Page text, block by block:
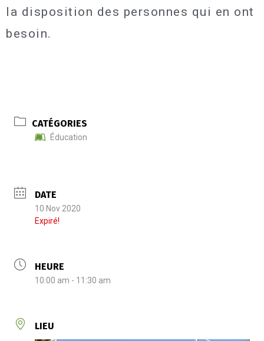
la disposition des personnes qui en ont
besoin.
CATÉGORIES
Éducation
DATE
10 Nov 2020
Expiré!
HEURE
10:00 am - 11:30 am
LIEU